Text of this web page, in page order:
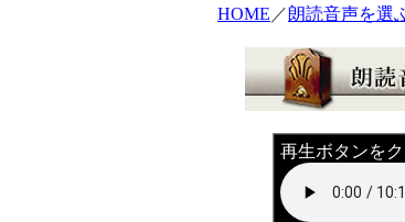
HOME ／朗読音声を選
再生ボタンを